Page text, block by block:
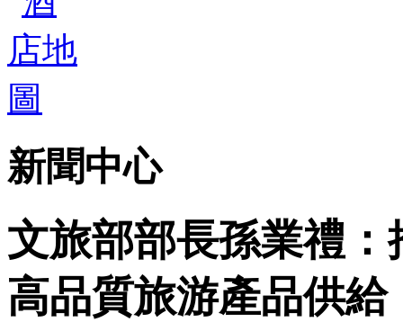
新聞中心
文旅部部長孫業禮
高品質旅游產品供給